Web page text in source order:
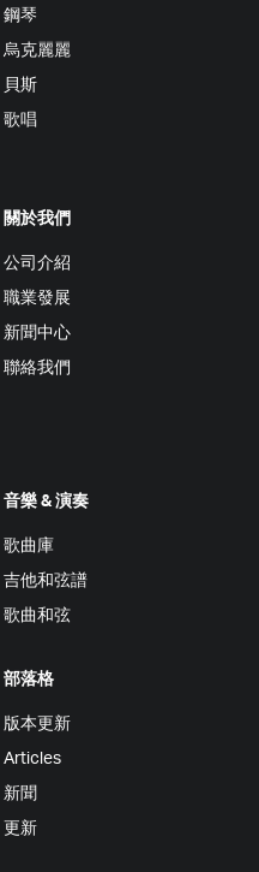
鋼琴
烏克麗麗
貝斯
歌唱
關於我們
公司介紹
職業發展
新聞中心
聯絡我們
音樂 & 演奏
歌曲庫
吉他和弦譜
歌曲和弦
部落格
版本更新
Articles
新聞
更新